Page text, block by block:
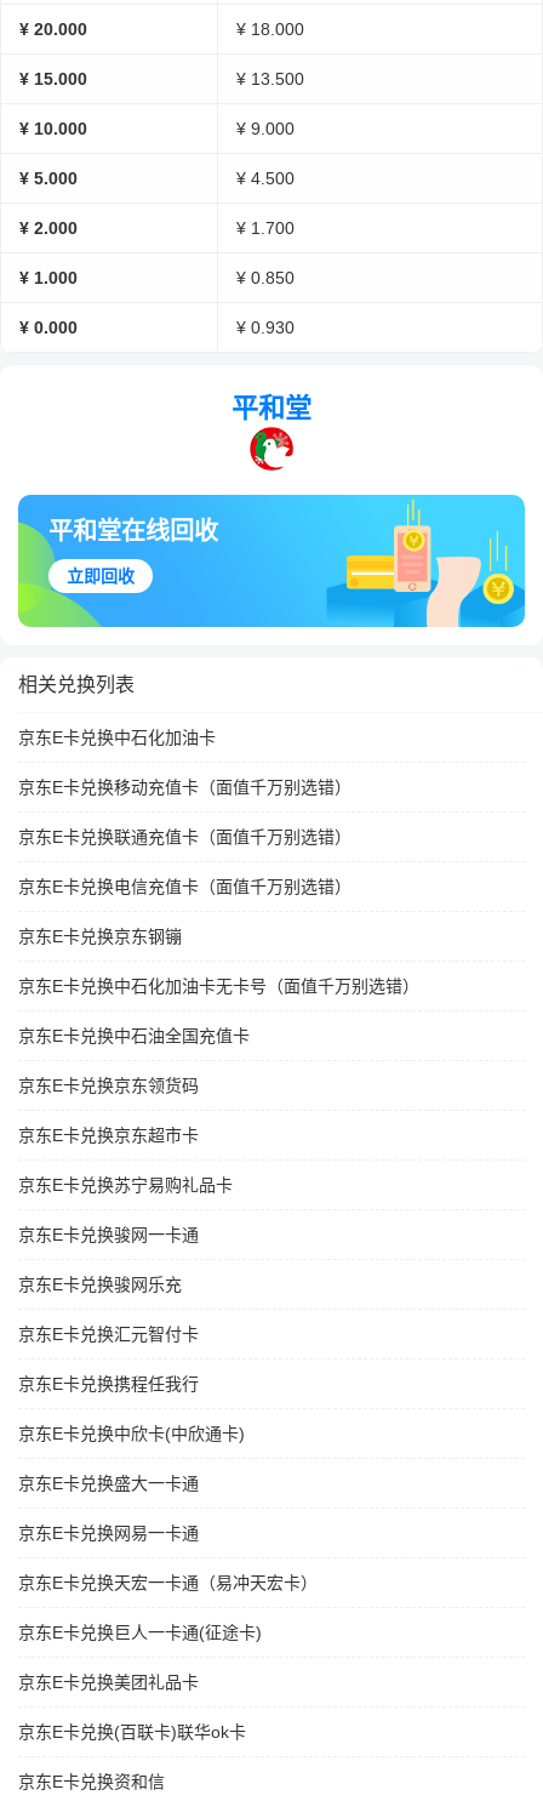
¥ 20.000 ¥ 18.000
¥ 15.000 ¥ 13.500
¥ 10.000 ¥ 9.000
¥ 5.000 ¥ 4.500
¥ 2.000 ¥ 1.700
¥ 1.000 ¥ 0.850
¥ 0.000 ¥ 0.930
平和堂
平和堂在线回收
立即回收
相关兑换列表
京东E卡兑换中石化加油卡
京东E卡兑换移动充值卡（面值千万别选错）
京东E卡兑换联通充值卡（面值千万别选错）
京东E卡兑换电信充值卡（面值千万别选错）
京东E卡兑换京东钢镚
京东E卡兑换中石化加油卡无卡号（面值千万别选错）
京东E卡兑换中石油全国充值卡
京东E卡兑换京东领货码
京东E卡兑换京东超市卡
京东E卡兑换苏宁易购礼品卡
京东E卡兑换骏网一卡通
京东E卡兑换骏网乐充
京东E卡兑换汇元智付卡
京东E卡兑换携程任我行
京东E卡兑换中欣卡(中欣通卡)
京东E卡兑换盛大一卡通
京东E卡兑换网易一卡通
京东E卡兑换天宏一卡通（易冲天宏卡）
京东E卡兑换巨人一卡通(征途卡)
京东E卡兑换美团礼品卡
京东E卡兑换(百联卡)联华ok卡
京东E卡兑换资和信